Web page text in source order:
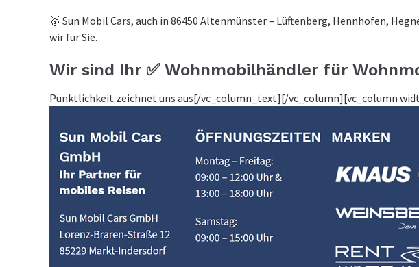
🥇 Sun Mobil Cars, auch in 86450 Altenmünster – Lüftenberg, Hennhofen,
wir für Sie.
Wir sind Ihr ✅ Wohnmobilhändler für
Pünktlichkeit zeichnet uns aus[/vc_column_text][/vc_column][vc_column